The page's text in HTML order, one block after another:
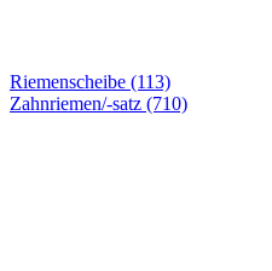
Riemenscheibe (113)
Zahnriemen/-satz (710)